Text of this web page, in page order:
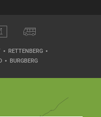
RETTENBERG
BURGBERG